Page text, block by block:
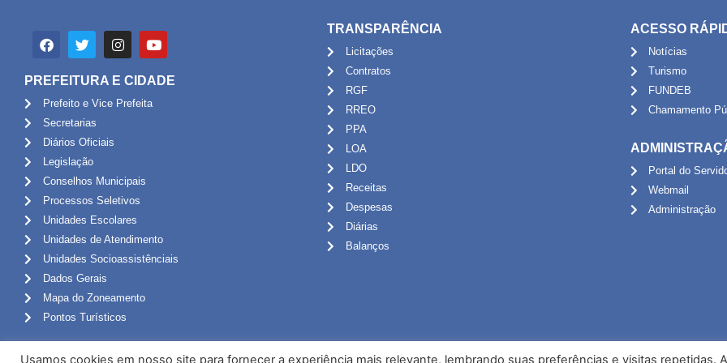
PREFEITURA E CIDADE
Prefeito e Vice Prefeita
Secretarias
Diários Oficiais
Legislação
Conselhos Municipais
Processos Seletivos
Unidades Escolares
Unidades de Atendimento
Unidades Socioassistênciais
Dados Gerais
Mapa do Zoneamento
Pontos Turísticos
TRANSPARÊNCIA
Licitações
Contratos
RGF
RREO
PPA
LOA
LDO
Receitas
Despesas
Diárias
Balanços
ACESSO
Notícias
Turismo
FUNDEB
Chamamento
Portal do
Webmail
Administração
Usamos cookies em nosso site para fornecer a experiência mais relevante, lembrando suas preferências e visitas repetidas.